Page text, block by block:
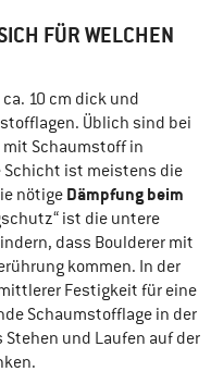
FÜR WELCHEN
10 cm dick und
Üblich sind bei
mit Schaumstoff in
ist meistens die
nötige Dämpfung beim
ist die untere
dass Boulderer mit
kommen. In der
Festigkeit für eine
Schaumstofflage in der
und Laufen auf der